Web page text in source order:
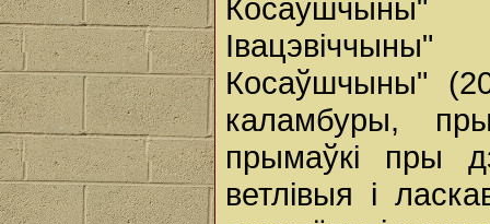
Косаўшчыны"
каламбуры,
прымаўкі пры
ветлівыя і